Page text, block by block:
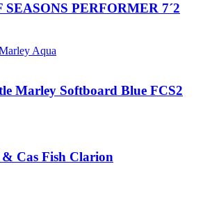
PERFORMER 7´2
Marley Softboard Blue FCS2
Cas Fish Clarion